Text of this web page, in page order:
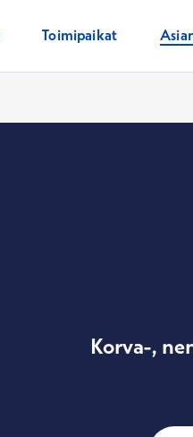
Toimipaikat
Korva-,